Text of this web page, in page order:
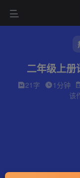
二年级上册
21字 1分钟
该